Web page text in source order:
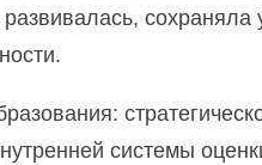
социально-
с дополнительной
системы